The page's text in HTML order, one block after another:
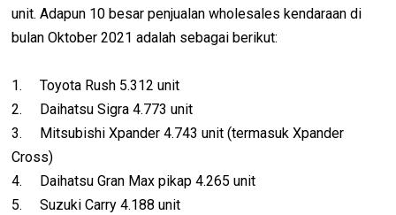
unit. Adapun 10 besar penjualan wholesales kendaraan di
bulan Oktober 2021 adalah sebagai berikut:
1.
Toyota Rush 5.312 unit
2.
Daihatsu Sigra 4.773 unit
3.
Mitsubishi Xpander 4.743 unit (termasuk Xpander
Cross)
4.
Daihatsu Gran Max pikap 4.265 unit
5.
Suzuki Carry 4.188 unit